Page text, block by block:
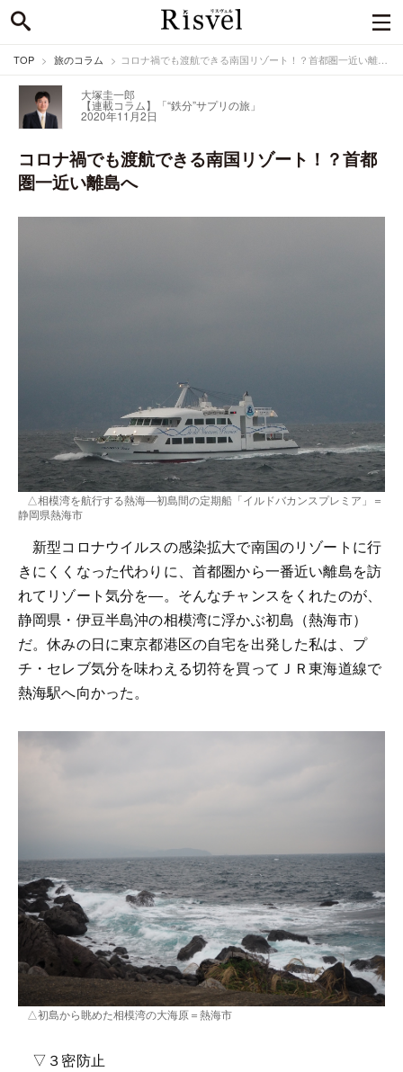
TOP 旅のコラム コロナ禍でも渡航できる南国リゾート！？首都圏一近い離島へ
大塚圭一郎
【連載コラム】「“鉄分”サプリの旅」
2020年11月2日
コロナ禍でも渡航できる南国リゾート！？首都
圏一近い離島へ
△相模湾を航行する熱海―初島間の定期船「イルドバカンスプレミア」＝
静岡県熱海市
新型コロナウイルスの感染拡大で南国のリゾートに行
きにくくなった代わりに、首都圏から一番近い離島を訪
れてリゾート気分を―。そんなチャンスをくれたのが、
静岡県・伊豆半島沖の相模湾に浮かぶ初島（熱海市）
だ。休みの日に東京都港区の自宅を出発した私は、プ
チ・セレブ気分を味わえる切符を買ってＪＲ東海道線で
熱海駅へ向かった。
△初島から眺めた相模湾の大海原＝熱海市
▽３密防止